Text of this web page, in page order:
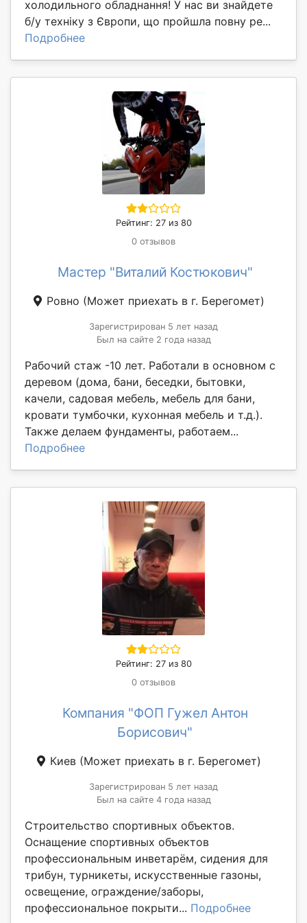
холодильного обладнання! У нас ви знайдете
б/у техніку з Європи, що пройшла повну ре...
Подробнее
Рейтинг: 27 из 80
0 отзывов
Мастер "Виталий Костюкович"
Ровно (Может приехать в г. Берегомет)
Зарегистрирован 5 лет назад
Был на сайте 2 года назад
Рабочий стаж -10 лет. Работали в основном с
деревом (дома, бани, беседки, бытовки,
качели, садовая мебель, мебель для бани,
кровати тумбочки, кухонная мебель и т.д.).
Также делаем фундаменты, работаем...
Подробнее
Рейтинг: 27 из 80
0 отзывов
Компания "ФОП Гужел Антон
Борисович"
Киев (Может приехать в г. Берегомет)
Зарегистрирован 5 лет назад
Был на сайте 4 года назад
Строительство спортивных объектов.
Оснащение спортивных объектов
профессиональным инветарём, сидения для
трибун, турникеты, искусственные газоны,
освещение, ограждение/заборы,
профессиональное покрыти... Подробнее